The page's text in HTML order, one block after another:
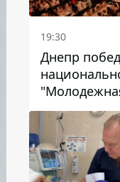
19:30
Днепр
Украины –